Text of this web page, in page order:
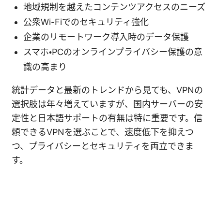
地域規制を越えたコンテンツアクセスのニーズ
公衆Wi-Fiでのセキュリティ強化
企業のリモートワーク導入時のデータ保護
スマホ・PCのオンラインプライバシー保護の意
識の高まり
統計データと最新のトレンドから見ても、VPNの
選択肢は年々増えていますが、国内サーバーの安
定性と日本語サポートの有無は特に重要です。信
頼できるVPNを選ぶことで、速度低下を抑えつ
つ、プライバシーとセキュリティを両立できま
す。